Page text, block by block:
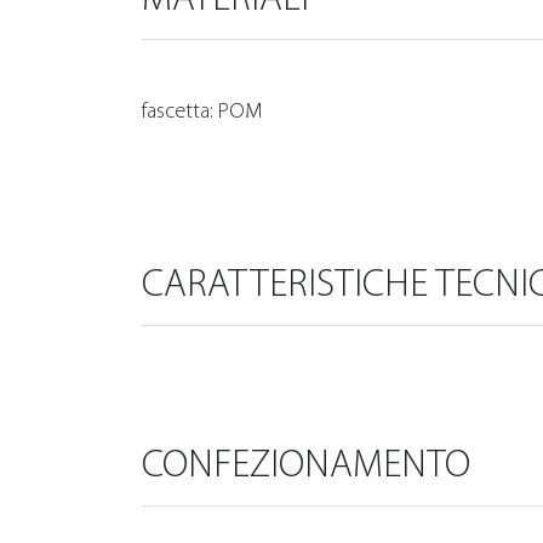
fascetta: POM
CARATTERISTICHE
CONFEZIONAMENTO